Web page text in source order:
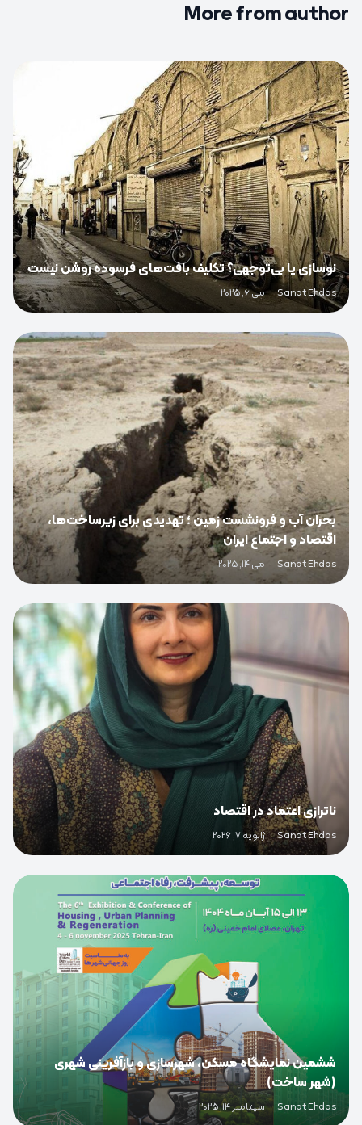
More from author
0
نوسازی یا بی‌توجهی؟ تکلیف بافت‌های فرسوده روشن نیست
Sanat Ehdas
· می 6, 2025
0
بحران آب و فرونشست زمین ؛ تهدیدی برای زیرساخت‌ها،
اقتصاد و اجتماع ایران
Sanat Ehdas
· می 14, 2025
ناترازی اعتماد در اقتصاد
Sanat Ehdas
· ژانویه 7, 2026
0
ششمین نمایشگاه مسکن، شهرسازی و بازآفرینی شهری
(شهر ساخت)
Sanat Ehdas
· سپتامبر 14, 2025